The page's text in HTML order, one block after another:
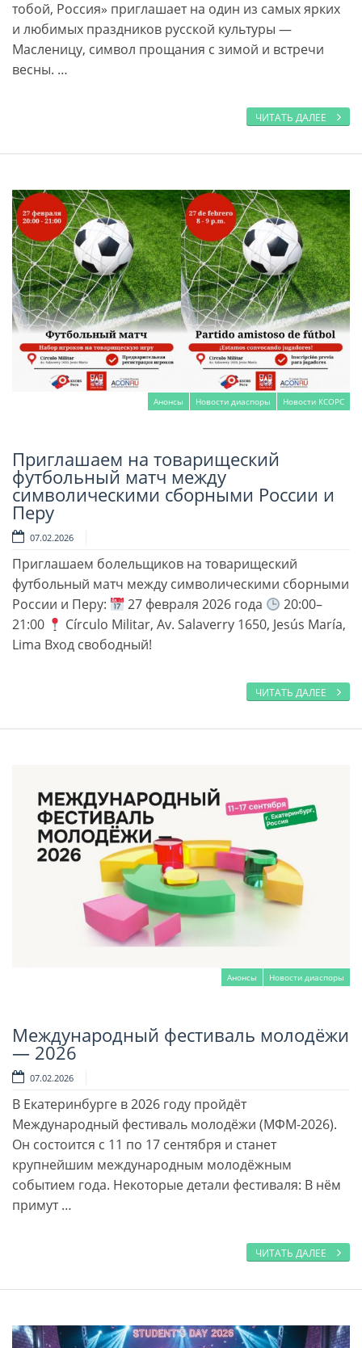
тобой, Россия» приглашает на один из самых ярких
и любимых праздников русской культуры —
Масленицу, символ прощания с зимой и встречи
весны. …
ЧИТАТЬ ДАЛЕЕ
Анонсы Новости диаспоры Новости КСОРС
Читать далее
Приглашаем на товарищеский
футбольный матч между
символическими сборными России и
Перу
07.02.2026
Приглашаем болельщиков на товарищеский
футбольный матч между символическими сборными
России и Перу:
27 февраля 2026 года
20:00–
21:00
Círculo Militar, Av. Salaverry 1650, Jesús María,
Lima Вход свободный!
ЧИТАТЬ ДАЛЕЕ
Анонсы Новости диаспоры
Читать далее
Международный фестиваль молодёжи
— 2026
07.02.2026
В Екатеринбурге в 2026 году пройдёт
Международный фестиваль молодёжи (МФМ-2026).
Он состоится с 11 по 17 сентября и станет
крупнейшим международным молодёжным
событием года. Некоторые детали фестиваля: В нём
примут …
ЧИТАТЬ ДАЛЕЕ